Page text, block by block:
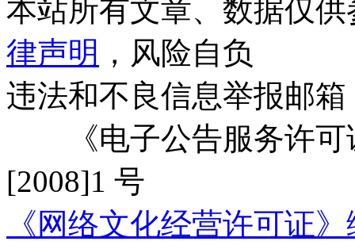
本站所有文章、数据仅
律声明 ，风险自负
违法和不良信息举报邮箱
《电子公告服务许可
[2008]1 号
《网络文化经营许可证